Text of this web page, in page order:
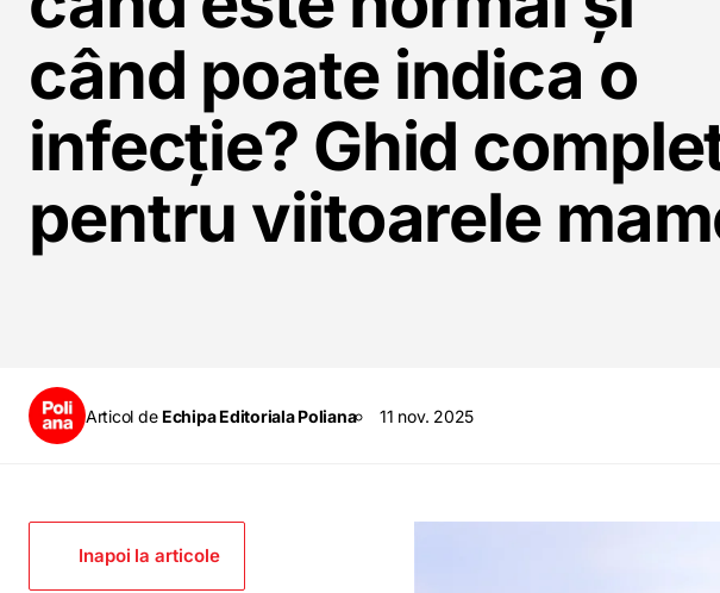
când poate indica o
infecție? Ghid
pentru viitoarele
Articol de Echipa Editoriala Poliana 11 nov. 2025
Inapoi la articole